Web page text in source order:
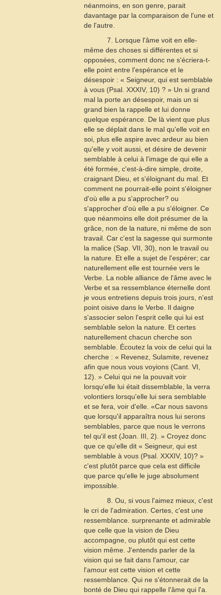
néanmoins, en son genre, parait
davantage par la comparaison de l'une et
de l'autre.
7. Lorsque l'âme voit en elle-
même des choses si différentes et si
opposées, comment donc ne s'écriera-t-
elle point entre l'espérance et le
désespoir : « Seigneur, qui est semblable
à vous (Psal . XXXIV, 10) ? » Un si grand
mal la porte an désespoir, mais un si
grand bien la rappelle et lui donne
quelque espérance. De là vient que plus
elle se déplait dans le mal qu'elle voit en
soi, plus elle aspire avec ardeur au bien
qu'elle y voit aussi, et désire de devenir
semblable à celui à l'image de qui elle a
été formée, c'est-à-dire simple, droite,
craignant Dieu, et s'éloignant du mal. Et
comment ne pourrait-elle point s'éloigner
d'où elle a pu s'approcher? ou
s'approcher d'où elle a pu s'éloigner. Ce
que néanmoins elle doit présumer de la
grâce, non de la nature, ni même de son
travail. Car c'est la sagesse qui surmonte
la malice (Sap . VII, 30), non le travail ou
la nature. Et elle a sujet de l'espérer; car
naturellement elle est tournée vers le
Verbe. La noble alliance de l'âme avec le
Verbe et sa ressemblance éternelle dont
je vous entretiens depuis trois jours, n'est
point oisive dans le Verbe. Il daigne
s'associer selon l'esprit celle qui lui est
semblable selon la nature. Et certes
naturellement chacun cherche son
semblable. Écoutez la voix de celui qui la
cherche : « Revenez, Sulamite , revenez
afin que nous vous voyions (Cant. VI,
12). » Celui qui ne la pouvait voir
lorsqu'elle lui était dissemblable, la verra
volontiers lorsqu'elle lui sera semblable
et se fera, voir d'elle. «Car nous savons
que lorsqu'il apparaîtra nous lui serons
semblables, parce que nous le verrons
tel qu'il est (Joan. III, 2). » Croyez donc
que ce qu'elle dit « Seigneur, qui est
semblable à vous (Psal . XXXIV, 10)? »
c'est plutôt parce que cela est difficile
que parce qu'elle le juge absolument
impossible.
8. Ou, si vous l'aimez mieux, c'est
le cri de l'admiration. Certes, c'est une
ressemblance. surprenante et admirable
que celle que la vision de Dieu
accompagne, ou plutôt qui est cette
vision même. J'entends parler de la
vision qui se fait dans l'amour, car
l'amour est cette vision et cette
ressemblance. Qui ne s'étonnerait de la
bonté de Dieu qui rappelle l'âme qui l'a.